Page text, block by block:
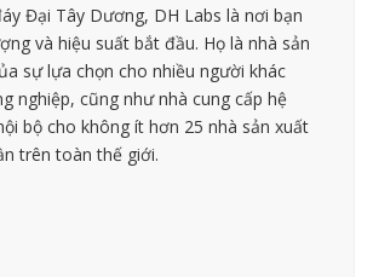
Đại Tây Dương, DH Labs là nơi bạn
và hiệu suất bắt đầu. Họ là nhà sản
sự lựa chọn cho nhiều người khác
nghiệp, cũng như nhà cung cấp hệ
bộ cho không ít hơn 25 nhà sản xuất
trên toàn thế giới.